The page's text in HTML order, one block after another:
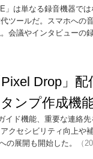
」は単なる録音機器で
ツールだ。スマホへの
会議やインタビューの
Drop」
ンプ作成機
イド機能、重要な連絡
クセシビリティ向上や
の展開も開始した。
（